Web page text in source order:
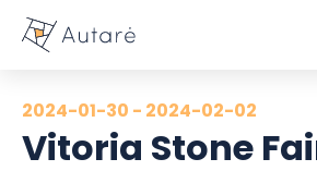
2024-01-30 - 2024-02-02
Vitoria Stone